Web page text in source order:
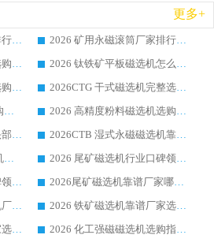
更多+
2026 矿用永磁滚筒厂家排行榜选购干货指南 行业口碑标杆华体会手机网页版-华体会(中国) 实力出众
2026 矿用永磁滚筒厂家排行榜选购指南，行业口碑领域强者华体会手机网页版-华体会(中国)
2026 钛铁矿平板磁选机选购全攻略 市场公认优质品牌厂家实力排行榜
2026 钛铁矿平板磁选机怎么选 靠谱生产企业实力排行榜选购参考攻略
2026 钛铁矿平板磁选机选购指南 行业口碑优选品牌生产企业实力排行榜
2026CTG 干式磁选机完整选购指南 行业口碑顶尖靠谱生产龙头厂家实力推荐
2026 CTG 干式磁选机选购指南|行业口碑靠谱生产厂家领域强者推荐
2026 高精度粉料磁选机选购全攻略 行业优质品牌华体会手机网页版-华体会(中国) 实力深度解析
2026 高精度粉料磁选机头部厂家选购指南 行业口碑靠谱品牌推荐 领域强者华体会手机网页版-华体会(中国) 解析
2026CTB 湿式永磁磁选机靠谱厂家实力排行榜 铁矿选矿设备采购全流程选购指南
2026 CTB 湿式永磁磁选机选购指南|行业口碑良好品牌推荐，领域强者华体会手机网页版-华体会(中国)
2026 尾矿磁选机行业口碑领域强者，源头直供国内主流厂家华体会手机网页版-华体会(中国) 一站式服务
2026 尾矿磁选机行业口碑领域强者，源头直供国内主流厂家华体会手机网页版-华体会(中国) 一站式服务
2026尾矿磁选机靠谱厂家哪家好 行业口碑领域强者华体会手机网页版-华体会(中国) 推荐
2026 国内主流铁矿磁选机厂家选购指南|行业口碑好品牌推荐，领域强者华体会手机网页版-华体会(中国)
2026 铁矿磁选机靠谱厂家选购全攻略 行业标杆华体会手机网页版-华体会(中国) 设备性价比出众
2026 铁矿磁选机靠谱厂家选购指南，领域强者华体会手机网页版-华体会(中国) 铁矿磁选机性价比高
2026 化工强磁磁选机选购指南 5 家行业口碑靠谱厂家领域强者推荐